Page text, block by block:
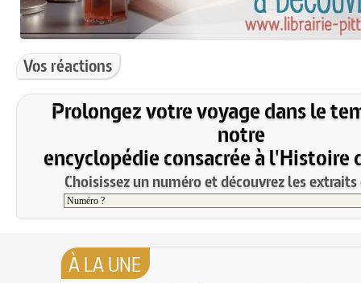
Vos réactions
Prolongez votre voyage dans le
notre
encyclopédie consacrée à l'Histoire
Choisissez un numéro et découvrez les
À LA UNE